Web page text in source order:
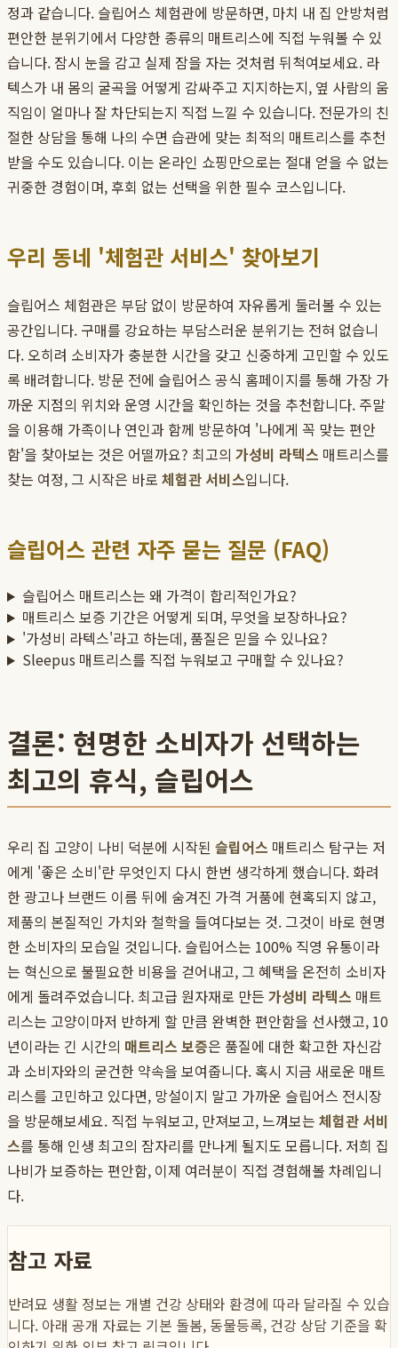
정과 같습니다. 슬립어스 체험관에 방문하면, 마치 내 집 안방처럼
편안한 분위기에서 다양한 종류의 매트리스에 직접 누워볼 수 있
습니다. 잠시 눈을 감고 실제 잠을 자는 것처럼 뒤척여보세요. 라
텍스가 내 몸의 굴곡을 어떻게 감싸주고 지지하는지, 옆 사람의 움
직임이 얼마나 잘 차단되는지 직접 느낄 수 있습니다. 전문가의 친
절한 상담을 통해 나의 수면 습관에 맞는 최적의 매트리스를 추천
받을 수도 있습니다. 이는 온라인 쇼핑만으로는 절대 얻을 수 없는
귀중한 경험이며, 후회 없는 선택을 위한 필수 코스입니다.
우리 동네 '체험관 서비스' 찾아보기
슬립어스 체험관은 부담 없이 방문하여 자유롭게 둘러볼 수 있는
공간입니다. 구매를 강요하는 부담스러운 분위기는 전혀 없습니
다. 오히려 소비자가 충분한 시간을 갖고 신중하게 고민할 수 있도
록 배려합니다. 방문 전에 슬립어스 공식 홈페이지를 통해 가장 가
까운 지점의 위치와 운영 시간을 확인하는 것을 추천합니다. 주말
을 이용해 가족이나 연인과 함께 방문하여 '나에게 꼭 맞는 편안
함'을 찾아보는 것은 어떨까요? 최고의 가성비 라텍스 매트리스를
찾는 여정, 그 시작은 바로 체험관 서비스입니다.
슬립어스 관련 자주 묻는 질문 (FAQ)
슬립어스 매트리스는 왜 가격이 합리적인가요?
매트리스 보증 기간은 어떻게 되며, 무엇을 보장하나요?
'가성비 라텍스'라고 하는데, 품질은 믿을 수 있나요?
Sleepus 매트리스를 직접 누워보고 구매할 수 있나요?
결론: 현명한 소비자가 선택하는
최고의 휴식, 슬립어스
우리 집 고양이 나비 덕분에 시작된 슬립어스 매트리스 탐구는 저
에게 '좋은 소비'란 무엇인지 다시 한번 생각하게 했습니다. 화려
한 광고나 브랜드 이름 뒤에 숨겨진 가격 거품에 현혹되지 않고,
제품의 본질적인 가치와 철학을 들여다보는 것. 그것이 바로 현명
한 소비자의 모습일 것입니다. 슬립어스는 100% 직영 유통이라
는 혁신으로 불필요한 비용을 걷어내고, 그 혜택을 온전히 소비자
에게 돌려주었습니다. 최고급 원자재로 만든 가성비 라텍스 매트
리스는 고양이마저 반하게 할 만큼 완벽한 편안함을 선사했고, 10
년이라는 긴 시간의 매트리스 보증은 품질에 대한 확고한 자신감
과 소비자와의 굳건한 약속을 보여줍니다. 혹시 지금 새로운 매트
리스를 고민하고 있다면, 망설이지 말고 가까운 슬립어스 전시장
을 방문해보세요. 직접 누워보고, 만져보고, 느껴보는 체험관 서비
스를 통해 인생 최고의 잠자리를 만나게 될지도 모릅니다. 저희 집
나비가 보증하는 편안함, 이제 여러분이 직접 경험해볼 차례입니
다.
참고 자료
반려묘 생활 정보는 개별 건강 상태와 환경에 따라 달라질 수 있습
니다. 아래 공개 자료는 기본 돌봄, 동물등록, 건강 상담 기준을 확